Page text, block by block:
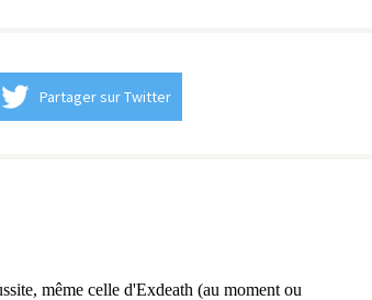
Partager sur Twitter